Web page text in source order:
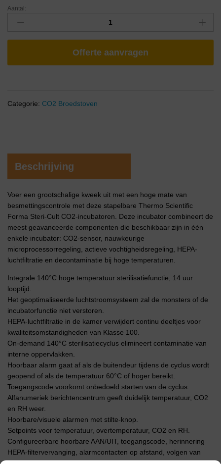
Aantal:
Offerte aanvragen
Categorie: CO2 Broedstoven
Beschrijving
Voer een grootschalige kweek uit met een hoge mate van
besmettingscontrole met deze stapelbare Thermo Scientific
Forma Steri-Cult CO2-incubatoren. Deze incubator combineert de
meest geavanceerde componenten die beschikbaar zijn in één
enkele incubator: CO2-sensor, nauwkeurige
microprocessorregeling, actieve vochtigheidsregeling, HEPA-
luchtfiltratie en decontaminatie bij hoge temperaturen.
Integrale 140°C hoge temperatuur sterilisatiefunctie, 14 uur
looptijd.
Het geoptimaliseerde luchtstroomsysteem zal de monsters of de
incubatorfunctie niet verstoren.
HEPA-luchtfiltratie in de kamer verwijdert continu deeltjes voor
kwaliteitsomstandigheden van Klasse 100.
On-demand 140°C sterilisatiecyclus elimineert contaminatie van
interne oppervlakken.
Hoorbaar alarm gaat af als de buitendeur tijdens de cyclus wordt
geopend of als de temperatuur 60°C of hoger bereikt.
Toegangscode voorkomt onbedoeld starten van de cyclus.
Alfanumeriek berichtencentrum geeft duidelijk temperatuur, CO2
en RH weer.
Hoorbare/visuele alarmen met stilte-knop.
Setpoints voor temperatuur, overtemperatuur, CO2 en RH.
Configureerbare hoorbare AAN/UIT, toegangscode, herinnering
HEPA-filtervervanging, alarmcontacten op afstand, volgen van